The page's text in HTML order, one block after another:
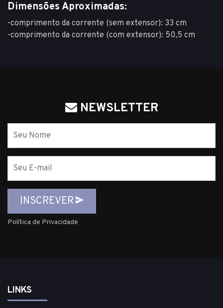
Dimensões Aproximadas:
-comprimento da corrente (sem extensor): 33 cm
-comprimento da corrente (com extensor): 50,5 cm
NEWSLETTER
mail
INSCREVER
Política de Privacidade
LINKS